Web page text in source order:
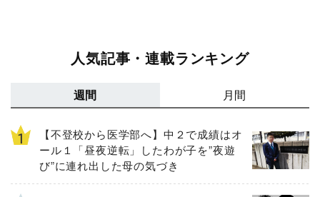
人気記事・連載ランキング
週間 月間
【不登校から医学部へ】中２で成績はオ
ール１「昼夜逆転」したわが子を”夜遊
び”に連れ出した母の気づき